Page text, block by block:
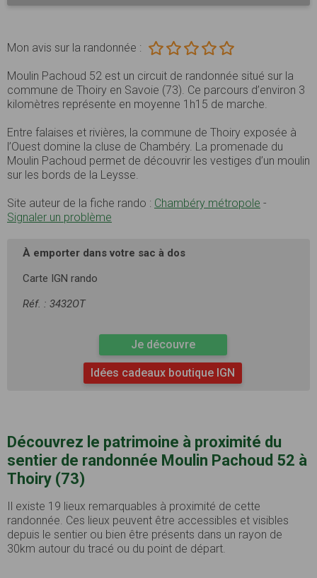
Mon avis sur la randonnée :
Moulin Pachoud 52 est un circuit de randonnée situé sur la
commune de Thoiry en Savoie (73). Ce parcours d’environ 3
kilomètres représente en moyenne 1h15 de marche.
Entre falaises et rivières, la commune de Thoiry exposée à
l’Ouest domine la cluse de Chambéry. La promenade du
Moulin Pachoud permet de découvrir les vestiges d’un moulin
sur les bords de la Leysse.
Site auteur de la fiche rando : Chambéry métropole -
Signaler un problème
À emporter dans votre sac à dos
Carte IGN rando
Réf. : 3432OT
Je découvre
Idées cadeaux boutique IGN
Découvrez le patrimoine à proximité du
sentier de randonnée Moulin Pachoud 52 à
Thoiry (73)
Il existe 19 lieux remarquables à proximité de cette
randonnée. Ces lieux peuvent être accessibles et visibles
depuis le sentier ou bien être présents dans un rayon de
30km autour du tracé ou du point de départ.